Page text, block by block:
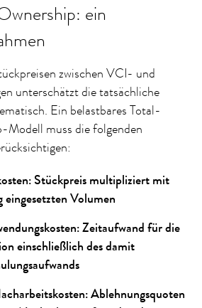
ein
zwischen VCI- und
unterschätzt die tatsächliche
Ein belastbares Total-
muss die folgenden
Stückpreis multipliziert mit
eingesetzten Volumen
Zeitaufwand für die
einschließlich des damit
Ablehnungsquoten